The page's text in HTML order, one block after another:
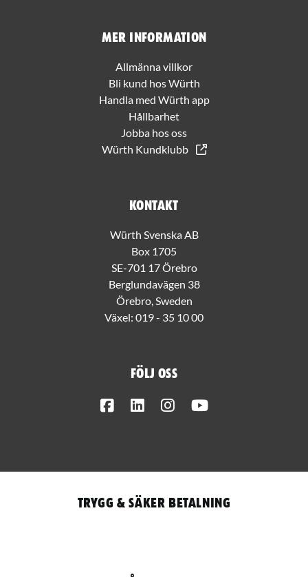
Mer information
Allmänna villkor
Bli kund hos Würth
Handla med Würth app
Hållbarhet
Jobba hos oss
Würth Kundklubb
Kontakt
Würth Svenska AB
Box 1705
SE-701 17 Örebro
Berglundavägen 38
Örebro, Sweden
Växel: 019 - 35 10 00
Följ oss
FacebookLinkedInInstagram
Trygg & säker betalning